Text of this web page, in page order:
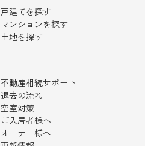
戸建てを探す
マンションを探す
土地を探す
不動産相続サポート
退去の流れ
空室対策
ご入居者様へ
オーナー様へ